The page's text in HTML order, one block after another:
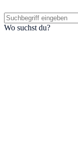
Wo suchst du?